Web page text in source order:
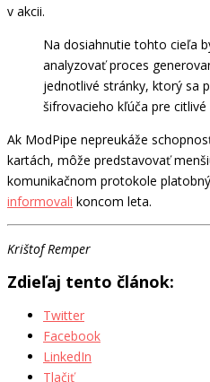
v akcii.
Na dosiahnutie tohto cieľa
analyzovať proces
jednotlivé stránky, ktorý sa
šifrovacieho kľúča pre citlivé
Ak ModPipe nepreukáže
kartách, môže predstavovať
komunikačnom protokole
informovali koncom leta.
Krištof Remper
Zdieľaj tento článok:
Twitter
Facebook
LinkedIn
Tlačiť